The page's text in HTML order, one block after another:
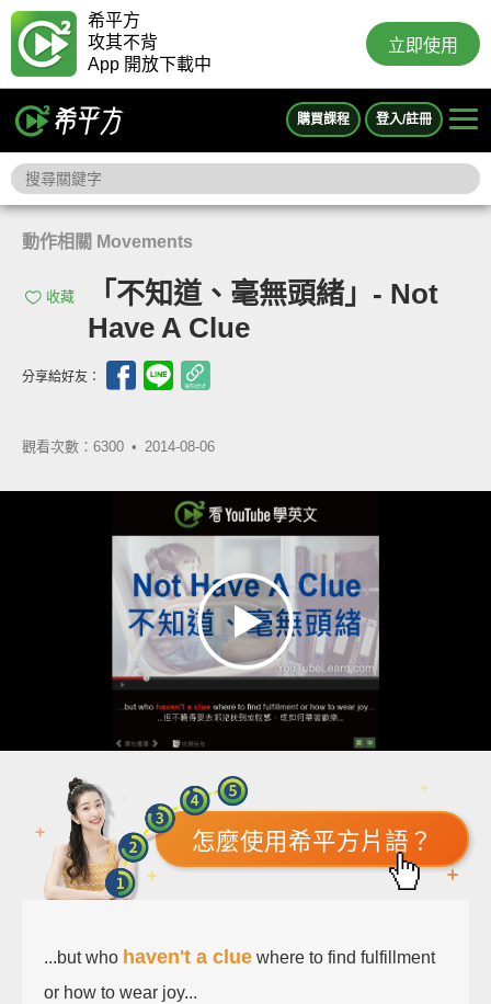
希平方
攻其不背
App 開放下載中
立即使用
購買課程 登入/註冊
動作相關 Movements
收藏
「不知道、毫無頭緒」- Not
Have A Clue
分享給好友：
觀看次數：6300 • 2014-08-06
怎麼使用希平方片語？
...but who haven't a clue where to find fulfillment
or how to wear joy...